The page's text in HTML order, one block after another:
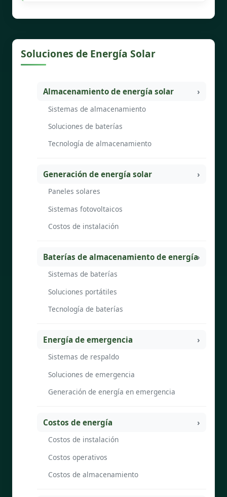
Soluciones de Energía Solar
Almacenamiento de energía solar
Sistemas de almacenamiento
Soluciones de baterías
Tecnología de almacenamiento
Generación de energía solar
Paneles solares
Sistemas fotovoltaicos
Costos de instalación
Baterías de almacenamiento de energía
Sistemas de baterías
Soluciones portátiles
Tecnología de baterías
Energía de emergencia
Sistemas de respaldo
Soluciones de emergencia
Generación de energía en emergencia
Costos de energía
Costos de instalación
Costos operativos
Costos de almacenamiento